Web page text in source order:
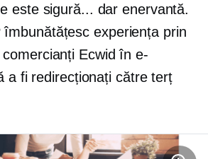
este sigură... dar enervantă.
îmbunătățesc experiența prin
Ecwid în e-
a fi redirecționați cătreterț